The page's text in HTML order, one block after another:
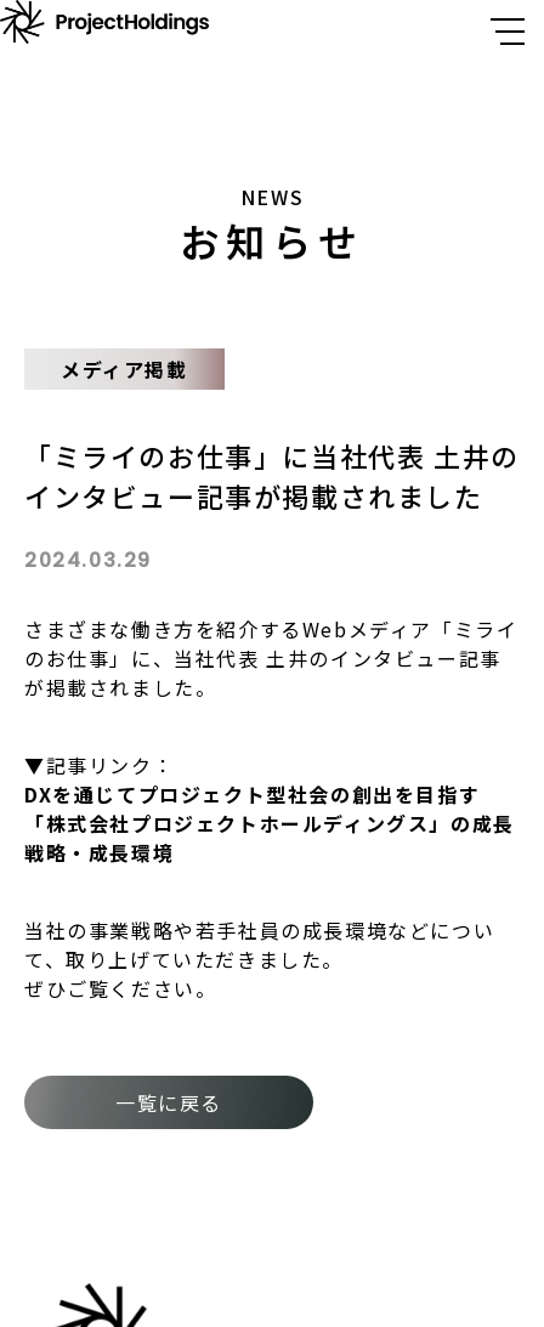
NEWS
お知らせ
メディア掲載
「ミライのお仕事」に当社代表 土井の
インタビュー記事が掲載されました
2024.03.29
さまざまな働き方を紹介するWebメディア「ミライ
のお仕事」に、当社代表 土井のインタビュー記事
が掲載されました。
▼記事リンク：
DXを通じてプロジェクト型社会の創出を目指す
「株式会社プロジェクトホールディングス」の成長
戦略・成長環境
当社の事業戦略や若手社員の成長環境などについ
て、取り上げていただきました。
ぜひご覧ください。
一覧に戻る